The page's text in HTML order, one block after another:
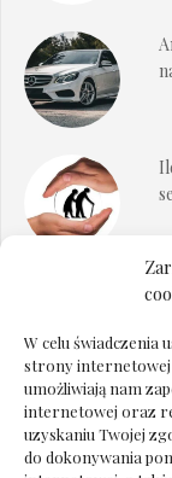
W celu świadczenia
strony internetowej
umożliwiają nam
internetowej oraz
uzyskaniu Twojej
do dokonywania